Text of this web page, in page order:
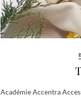
Académie Accentra